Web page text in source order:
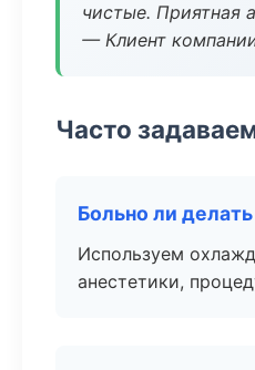
чистые. Приятная
— Клиент
Часто
Больно ли
Используем
анестетики,